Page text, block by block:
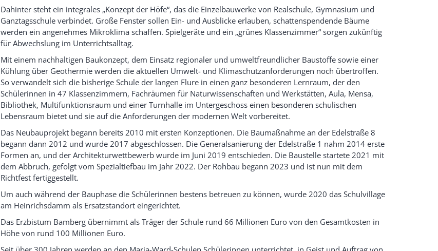
Dahinter steht ein integrales „Konzept der Höfe“, das die Einzelbauwerke von Realschule, Gymnasium und
Ganztagsschule verbindet. Große Fenster sollen Ein- und Ausblicke erlauben, schattenspendende Bäume
werden ein angenehmes Mikroklima schaffen. Spielgeräte und ein „grünes Klassenzimmer“ sorgen zukünftig
für Abwechslung im Unterrichtsalltag.
Mit einem nachhaltigen Baukonzept, dem Einsatz regionaler und umweltfreundlicher Baustoffe sowie einer
Kühlung über Geothermie werden die aktuellen Umwelt- und Klimaschutzanforderungen noch übertroffen.
So verwandelt sich die bisherige Schule der langen Flure in einen ganz besonderen Lernraum, der den
Schülerinnen in 47 Klassenzimmern, Fachräumen für Naturwissenschaften und Werkstätten, Aula, Mensa,
Bibliothek, Multifunktionsraum und einer Turnhalle im Untergeschoss einen besonderen schulischen
Lebensraum bietet und sie auf die Anforderungen der modernen Welt vorbereitet.
Das Neubauprojekt begann bereits 2010 mit ersten Konzeptionen. Die Baumaßnahme an der Edelstraße 8
begann dann 2012 und wurde 2017 abgeschlossen. Die Generalsanierung der Edelstraße 1 nahm 2014 erste
Formen an, und der Architekturwettbewerb wurde im Juni 2019 entschieden. Die Baustelle startete 2021 mit
dem Abbruch, gefolgt vom Spezialtiefbau im Jahr 2022. Der Rohbau begann 2023 und ist nun mit dem
Richtfest fertiggestellt.
Um auch während der Bauphase die Schülerinnen bestens betreuen zu können, wurde 2020 das Schulvillage
am Heinrichsdamm als Ersatzstandort eingerichtet.
Das Erzbistum Bamberg übernimmt als Träger der Schule rund 66 Millionen Euro von den Gesamtkosten in
Höhe von rund 100 Millionen Euro.